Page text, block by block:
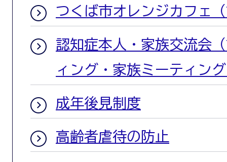
つくば市オレンジカフェ
認知症本人・家族交流会
ィング・家族ミーティン
成年後見制度
高齢者虐待の防止